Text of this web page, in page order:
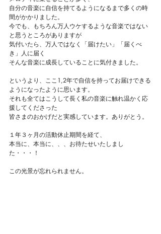
自分の音楽に自信を持てるようになるまで多くの時
間がかかりました。
今でも、もちろん万人ウケするような音楽ではない
と思うところがありますが
気付いたら、万人ではなく「届けたい」「届くべ
き」人に届く
そんな音楽に成長していることに気付きました。
というより、ここ1,2年で自信を持ってお届けできる
ようになったように思います。
それも全てはこうして長く私の音楽に触れ温かく応
援してくださった
皆さまのおかげだと実感しています。ありがとう。
１年３ヶ月の活動休止期間を経て、
本当に、本当に、、、お待たせいたしまし
た・・・！
この光景が忘れられません。